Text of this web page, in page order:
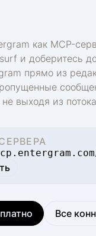
как MCP-
и доберитесь
прямо из
выходя из
Все